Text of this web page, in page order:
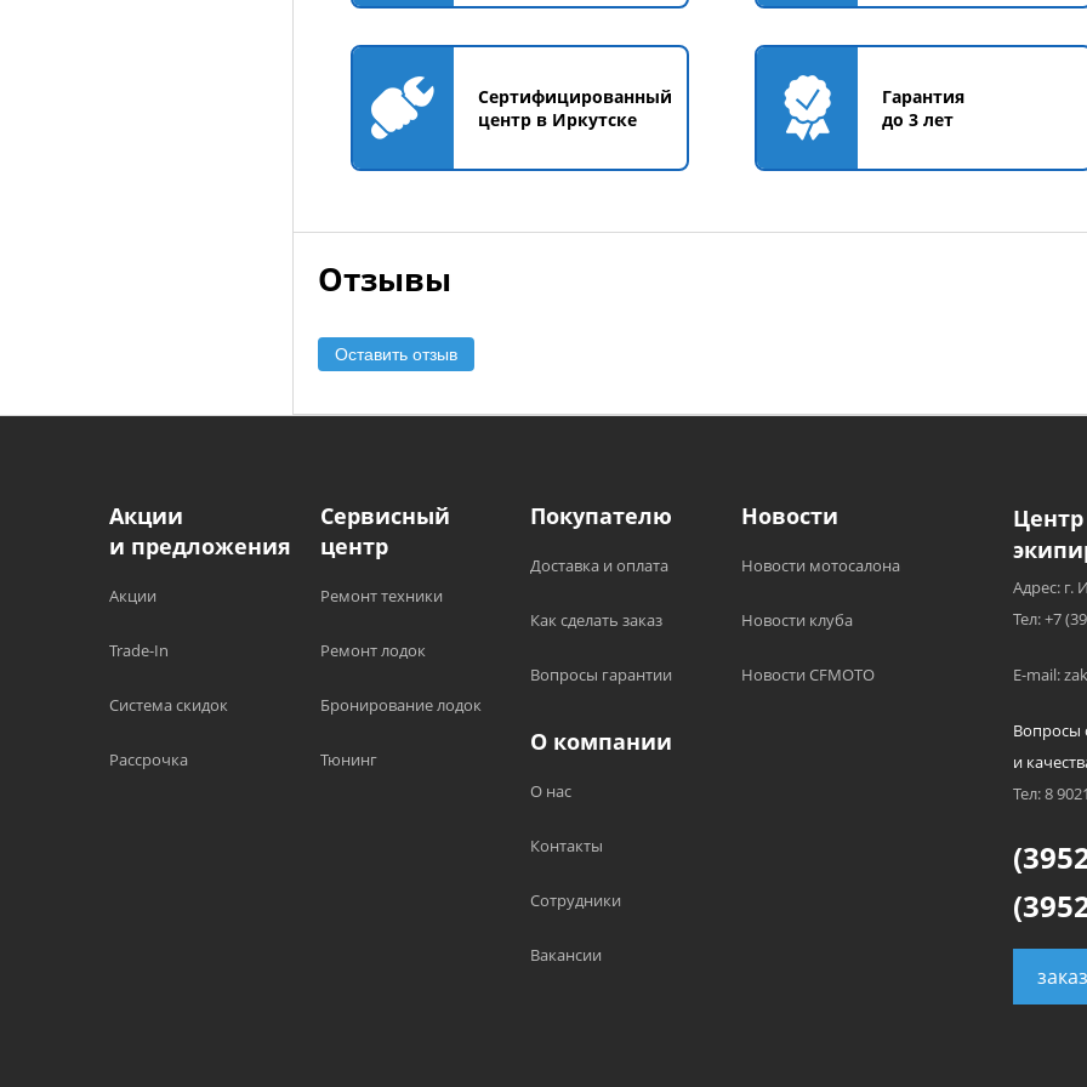
Сертифицированный
центр в Иркутске
Гарантия
до 3 лет
Отзывы
Оставить отзыв
Акции
и предложения
Акции
Trade-In
Система скидок
Рассрочка
Сервисный
центр
Ремонт техники
Ремонт лодок
Бронирование лодок
Тюнинг
Покупателю
Доставка и оплата
Как сделать заказ
Вопросы гарантии
Новости
Новости мотосалона
Новости клуба
Новости CFMOTO
О компании
О нас
Контакты
Сотрудники
Вакансии
Адрес: г.
Тел: +7
E-mail:
Вопросы
и
Тел: 8